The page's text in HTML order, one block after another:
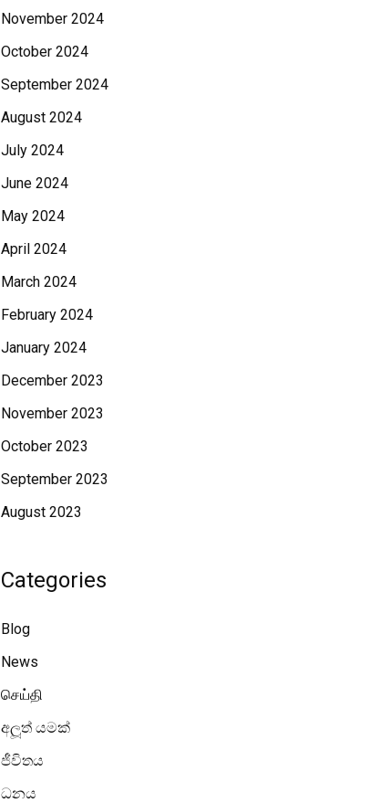
November 2024
October 2024
September 2024
August 2024
July 2024
June 2024
May 2024
April 2024
March 2024
February 2024
January 2024
December 2023
November 2023
October 2023
September 2023
August 2023
Categories
Blog
News
செய்தி
අලූත් යමක්
ජීවිතය
ධනය